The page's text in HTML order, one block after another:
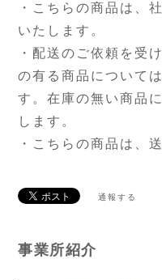
・こちらの商品は、
いたします。
・配送のご依頼を受
の有る商品について
す。在庫の無い商品
します。
・こちらの商品は、
通報する
事業所紹介